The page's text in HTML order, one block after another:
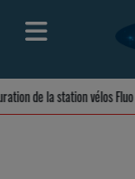
de la station vélos